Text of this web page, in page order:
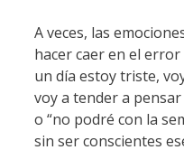
A veces, las
hacer caer en el
un día estoy triste,
voy a tender a pensar
o “no podré con la
sin ser conscientes